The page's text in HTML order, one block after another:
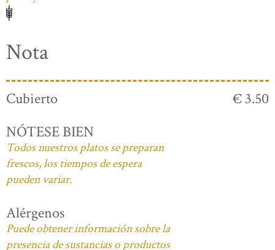
Nota
Cubierto
€ 3.50
NÓTESE BIEN
Todos nuestros platos se preparan
frescos, los tiempos de espera
pueden variar.
Alérgenos
Puede obtener información sobre la
presencia de sustancias o productos